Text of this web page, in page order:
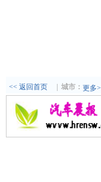
<< 返回首页 城市： 更多